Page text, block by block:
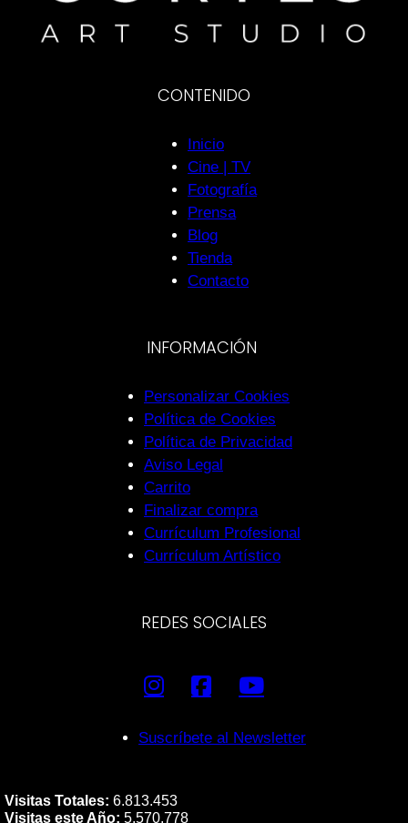
CONTENIDO
Inicio
Cine | TV
Fotografía
Prensa
Blog
Tienda
Contacto
INFORMACIÓN
Personalizar Cookies
Política de Cookies
Política de Privacidad
Aviso Legal
Carrito
Finalizar compra
Currículum Profesional
Currículum Artístico
REDES SOCIALES
Suscríbete al Newsletter
Visitas Totales: 6.813.453
Visitas este Año: 5.570.778